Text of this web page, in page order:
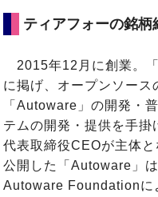
ティアフォーの銘柄
2015年12月に創業。
に掲げ、オープンソース
「Autoware」の開発・
テムの開発・提供を手掛
代表取締役CEOが主体
公開した「Autoware」
Autoware Foundationに